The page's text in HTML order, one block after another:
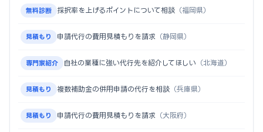
無料診断 採択率を上げるポイントについて相談 （福岡県）
見積もり 申請代行の費用見積もりを請求 （静岡県）
専門家紹介 自社の業種に強い代行先を紹介してほしい （北海道）
見積もり 複数補助金の併用申請の代行を相談 （兵庫県）
見積もり 申請代行の費用見積もりを請求 （大阪府）